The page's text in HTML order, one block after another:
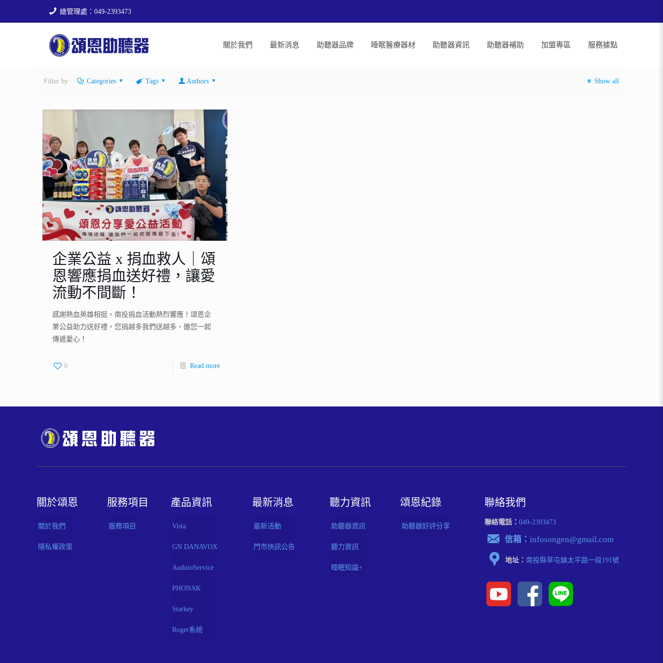
總管理處：049-2393473
關於我們 最新消息 助聽器品牌 睡眠醫療器材 助聽器資訊 助聽器補助 加盟專區 服務據點
Filter by Categories Tags Authors Show all
企業公益 x 捐血救人｜頌
恩響應捐血送好禮，讓愛
流動不間斷！
感謝熱血英雄相挺，南投捐血活動熱烈響應！頌恩企
業公益助力送好禮，您捐越多我們送越多，邀您一起
傳遞愛心！
0 Read more
關於頌恩
關於我們
隱私權政策
服務項目
服務項目
產品資訊
Vista
GN DANAVOX
AuduioService
PHONAK
Starkey
Roger系統
最新消息
最新活動
門市快訊公告
聽⼒資訊
助聽器資訊
聽力資訊
睡眠知識+
頌恩紀錄
助聽器好評分享
聯絡我們
聯絡電話：049-2393473
信箱：infosongen@gmail.com
地址： 南投縣草屯鎮太平路⼀段191號